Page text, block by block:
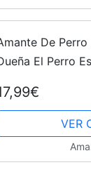
De
El Perro
VER